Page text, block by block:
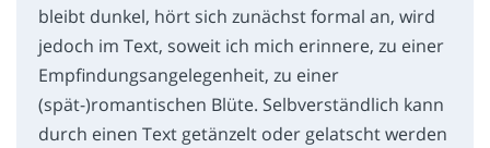
bleibt dunkel, hört sich zunächst formal an, wird
jedoch im Text, soweit ich mich erinnere, zu einer
Empfindungsangelegenheit, zu einer
(spät-)romantischen Blüte. Selbverständlich kann
durch einen Text getänzelt oder gelatscht werden